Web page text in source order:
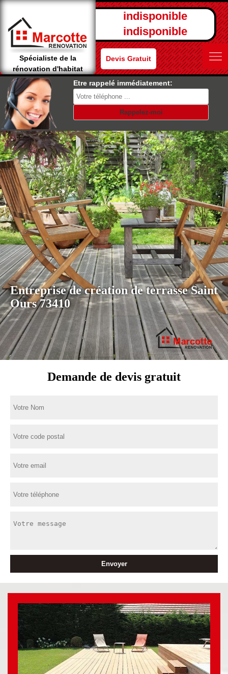
Spécialiste de la
rénovation d'habitat
indisponible
indisponible
Devis Gratuit
Etre rappelé immédiatement:
Entreprise de création de terrasse Saint
Ours 73410
Demande de devis gratuit